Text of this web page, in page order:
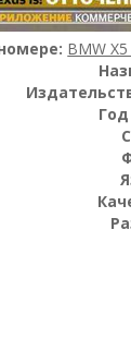
BMW